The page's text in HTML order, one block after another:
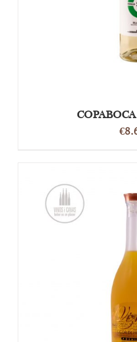
€
TOEVOEGEN AAN